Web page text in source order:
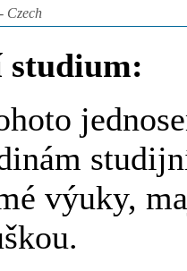
- Czech
studium:
výuky,